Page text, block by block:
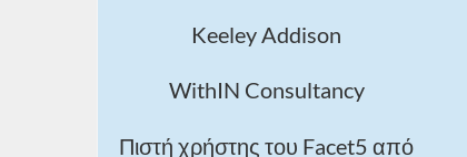
Keeley Addison
WithIN Consultancy
Πιστή χρήστης του Facet5 από